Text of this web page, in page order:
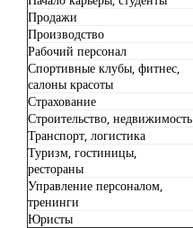
Продажи
Производство
Рабочий персонал
Спортивные клубы, фитнес,
салоны красоты
Страхование
Строительство, недвижимость
Транспорт, логистика
Туризм, гостиницы,
рестораны
Управление персоналом,
тренинги
Юристы